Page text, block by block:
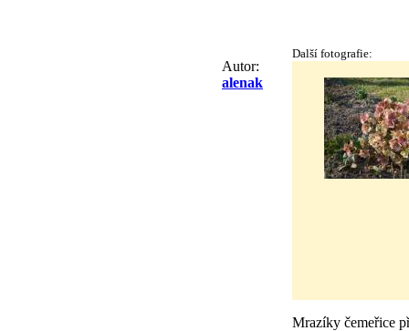
Autor:
alenak
Další fotografie:
Mrazíky čemeřice